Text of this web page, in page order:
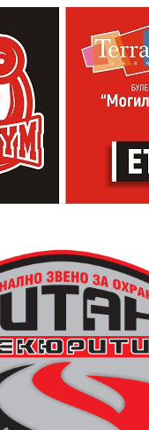
Тя е и форма на
населено място
построяването
механизмът ѝ е
майстори –
1883 година.
самата кула е
и предадено по-